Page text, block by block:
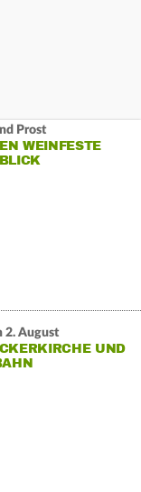
Prost
WEINFESTE
2. August
UND